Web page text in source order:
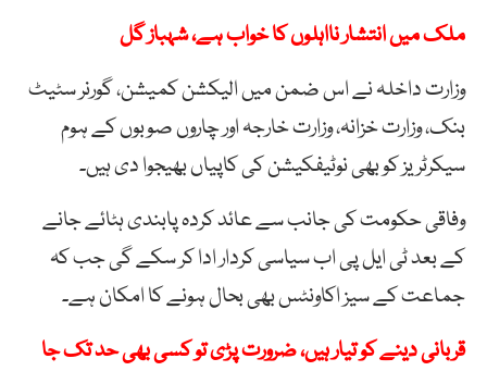
ملک میں انتشار نااہلوں کا خواب ہے، شہباز گل
وزارت داخلہ نے اس ضمن میں الیکشن کمیشن، گورنر سٹیٹ
بنک، وزارت خزانہ، وزارت خارجہ اور چاروں صوبوں کے ہوم
سیکرٹریز کو بھی نوٹیفکیشن کی کاپیاں بھیجوا دی ہیں۔
وفاقی حکومت کی جانب سے عائد کردہ پابندی ہٹائے جانے
کے بعد ٹی ایل پی اب سیاسی کردار ادا کر سکے گی جب کہ
جماعت کے سیز اکاونٹس بھی بحال ہونے کا امکان ہے۔
قربانی دینے کو تیار ہیں، ضرورت پڑی تو کسی بھی حد تک جا